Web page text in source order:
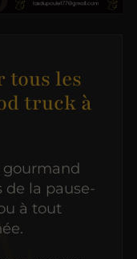
tous les
truck à
gourmand
de la pause-
à tout